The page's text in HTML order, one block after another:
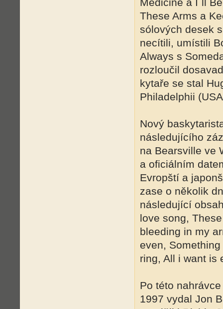
These Arms a
sólových desek
necítili, umístili
Always s
rozloučil
kytaře se stal
Philadelphii
Nový
následujícího
na Bearsville ve
a oficiálním
Evropští a
zase o několik
následující
love song,
bleeding in my
even,
ring, All i want is
Po této
1997 vydal Jon